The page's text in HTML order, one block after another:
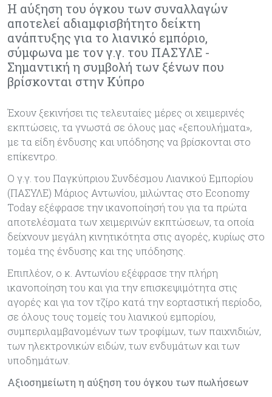
Η αύξηση του όγκου των συναλλαγών
αποτελεί αδιαμφισβήτητο δείκτη
ανάπτυξης για το λιανικό εμπόριο,
σύμφωνα με τον γ.γ. του ΠΑΣΥΛΕ -
Σημαντική η συμβολή των ξένων που
βρίσκονται στην Κύπρο
Έχουν ξεκινήσει τις τελευταίες μέρες οι χειμερινές
εκπτώσεις, τα γνωστά σε όλους μας «ξεπουλήματα»,
με τα είδη ένδυσης και υπόδησης να βρίσκονται στο
επίκεντρο.
Ο γ.γ. του Παγκύπριου Συνδέσμου Λιανικού Εμπορίου
(ΠΑΣΥΛΕ) Μάριος Αντωνίου, μιλώντας στο Economy
Today εξέφρασε την ικανοποίησή του για τα πρώτα
αποτελέσματα των χειμερινών εκπτώσεων, τα οποία
δείχνουν μεγάλη κινητικότητα στις αγορές, κυρίως στο
τομέα της ένδυσης και της υπόδησης.
Επιπλέον, ο κ. Αντωνίου εξέφρασε την πλήρη
ικανοποίηση του και για την επισκεψιμότητα στις
αγορές και για τον τζίρο κατά την εορταστική περίοδο,
σε όλους τους τομείς του λιανικού εμπορίου,
συμπεριλαμβανομένων των τροφίμων, των παιχνιδιών,
των ηλεκτρονικών ειδών, των ενδυμάτων και των
υποδημάτων.
Αξιοσημείωτη η αύξηση του όγκου των πωλήσεων